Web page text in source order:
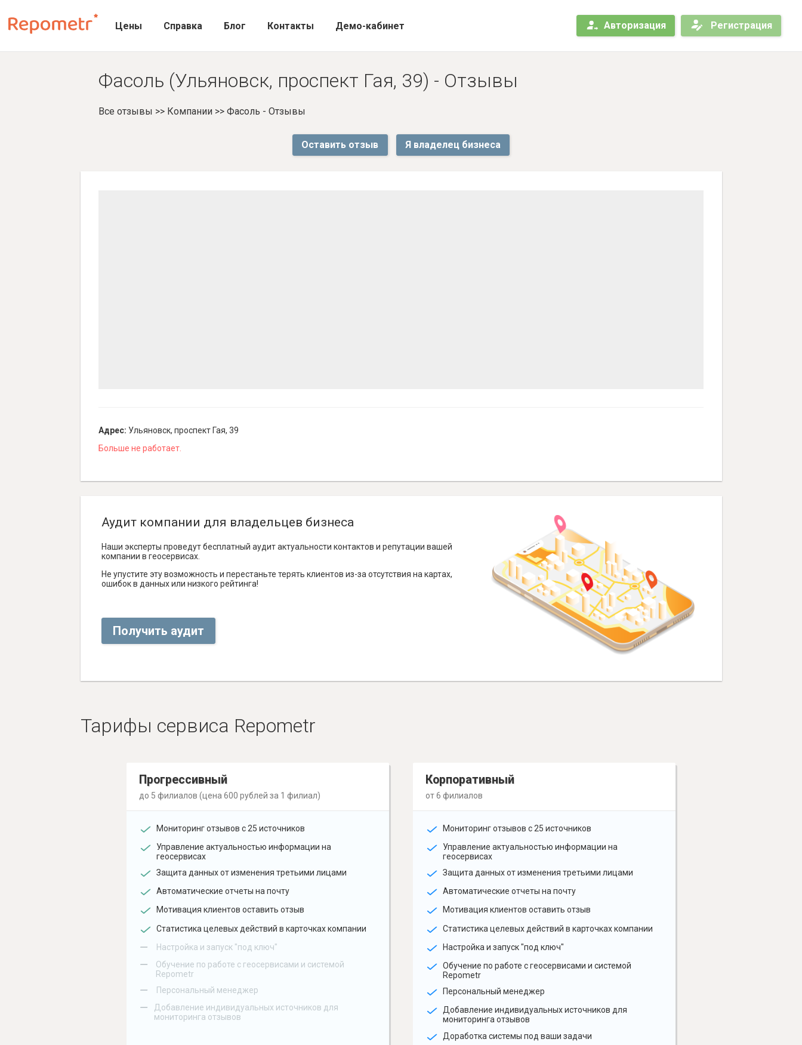
Цены Справка Блог Контакты Демо-кабинет Авторизация Регистрация
Фасоль (Ульяновск, проспект Гая, 39) - Отзывы
Все отзывы >> Компании>> Фасоль - Отзывы
Оставить отзыв Я владелец бизнеса
Адрес: Ульяновск, проспект Гая, 39
Больше не работает.
Аудит компании для владельцев бизнеса
Наши эксперты проведут бесплатный аудит актуальности контактов и репутации вашей
компании в геосервисах.
Не упустите эту возможность и перестаньте терять клиентов из-за отсутствия на картах,
ошибок в данных или низкого рейтинга!
Получить аудит
Тарифы сервиса Repometr
Прогрессивный
до 5 филиалов (цена 600 рублей за 1 филиал)
Мониторинг отзывов с 25 источников
Управление актуальностью информации на
геосервисах
Защита данных от изменения третьими лицами
Автоматические отчеты на почту
Мотивация клиентов оставить отзыв
Статистика целевых действий в карточках компании
– Настройка и запуск "под ключ"
–
Обучение по работе с геосервисами и системой
Repometr
– Персональный менеджер
–
Добавление индивидуальных источников для
мониторинга отзывов
Корпоративный
от 6 филиалов
Мониторинг отзывов с 25 источников
Управление актуальностью информации на
геосервисах
Защита данных от изменения третьими лицами
Автоматические отчеты на почту
Мотивация клиентов оставить отзыв
Статистика целевых действий в карточках компании
Настройка и запуск "под ключ"
Обучение по работе с геосервисами и системой
Repometr
Персональный менеджер
Добавление индивидуальных источников для
мониторинга отзывов
Доработка системы под ваши задачи